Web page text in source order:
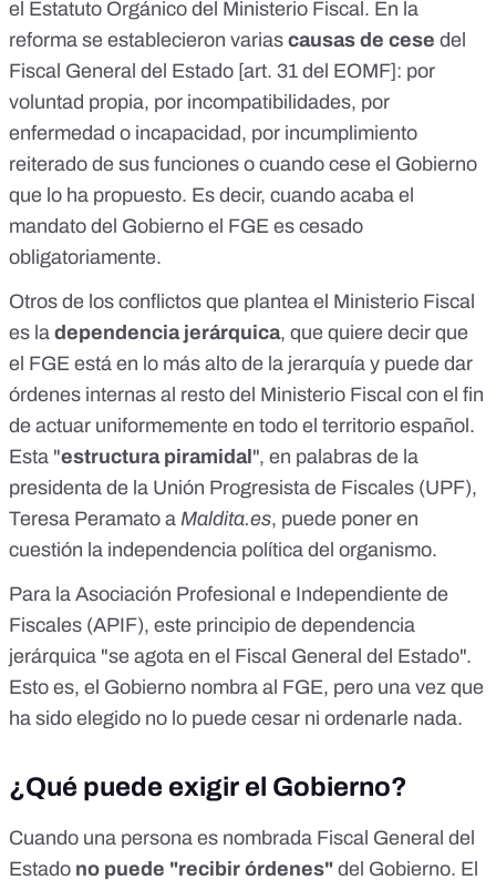
el Estatuto Orgánico del Ministerio Fiscal. En la
reforma se establecieron varias causas de cese del
Fiscal General del Estado [art. 31 del EOMF]: por
voluntad propia, por incompatibilidades, por
enfermedad o incapacidad, por incumplimiento
reiterado de sus funciones o cuando cese el Gobierno
que lo ha propuesto. Es decir, cuando acaba el
mandato del Gobierno el FGE es cesado
obligatoriamente.
Otros de los conflictos que plantea el Ministerio Fiscal
es la dependencia jerárquica, que quiere decir que
el FGE está en lo más alto de la jerarquía y puede dar
órdenes internas al resto del Ministerio Fiscal con el fin
de actuar uniformemente en todo el territorio español.
Esta "estructura piramidal ", en palabras de la
presidenta de la Unión Progresista de Fiscales (UPF),
Teresa Peramato a Maldita.es, puede poner en
cuestión la independencia política del organismo.
Para la Asociación Profesional e Independiente de
Fiscales (APIF), este principio de dependencia
jerárquica "se agota en el Fiscal General del Estado".
Esto es, el Gobierno nombra al FGE, pero una vez que
ha sido elegido no lo puede cesar ni ordenarle nada.
¿Qué puede exigir el Gobierno?
Cuando una persona es nombrada Fiscal General del
Estado no puede "recibir órdenes" del Gobierno. El